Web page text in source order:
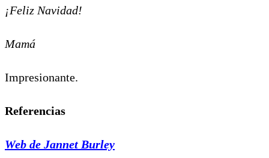
¡Feliz Navidad!
Mamá
Impresionante.
Referencias
Web de Jannet Burley